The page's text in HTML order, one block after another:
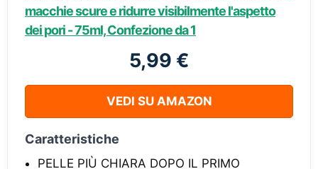
macchie scure e ridurre visibilmente l'aspetto
dei pori - 75ml, Confezione da 1
5,99 €
VEDI SU AMAZON
Caratteristiche
PELLE PIÙ CHIARA DOPO IL PRIMO